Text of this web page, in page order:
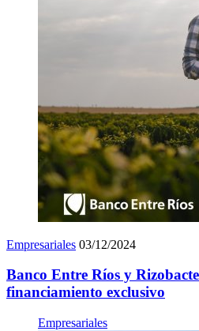
Empresariales 03/12/2024
Banco Entre Ríos y
financiamiento exclusivo
Empresariales